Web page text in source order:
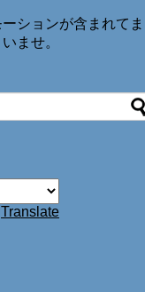
ションが含まれてま
ませ。
Translate